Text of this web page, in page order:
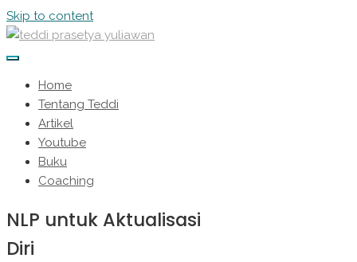
Skip to content
Home
Tentang Teddi
Artikel
Youtube
Buku
Coaching
NLP untuk Aktualisasi
Diri